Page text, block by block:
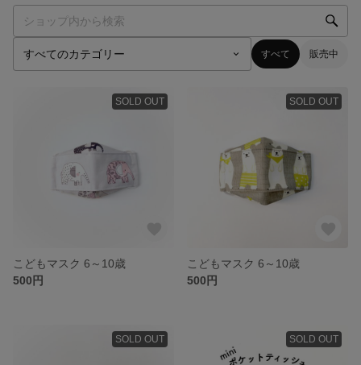
すべて 販売中
SOLD OUT
こどもマスク 6～10歳
500円
SOLD OUT
こどもマスク 6～10歳
500円
SOLD OUT SOLD OUT